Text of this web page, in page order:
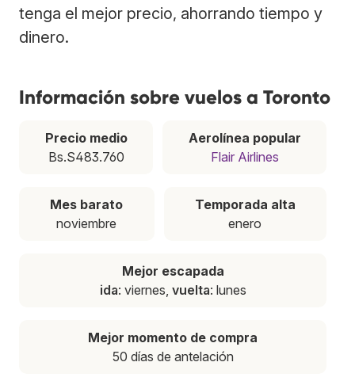
tenga el mejor precio, ahorrando tiempo y
dinero.
Información sobre vuelos a Toronto
Precio medio
Bs.S483.760
Aerolínea popular
Flair Airlines
Mes barato
noviembre
Temporada alta
enero
Mejor escapada
ida: viernes, vuelta: lunes
Mejor momento de compra
50 días de antelación